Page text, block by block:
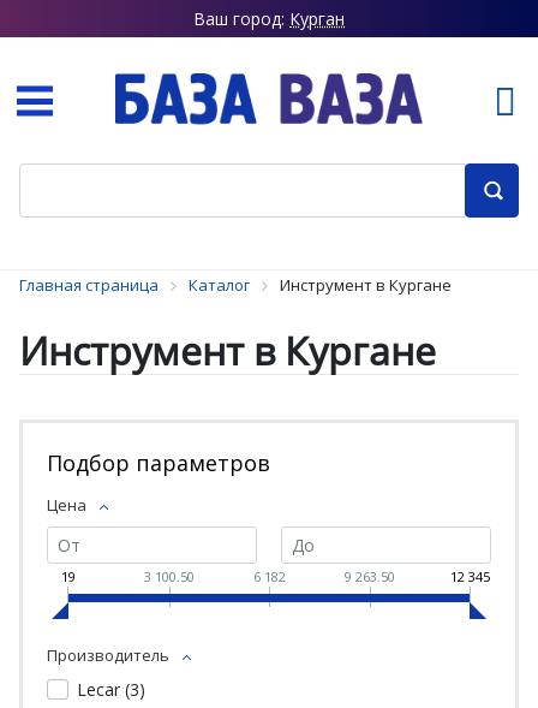
Ваш город: Курган
Главная страница Каталог Инструмент в Кургане
Инструмент в Кургане
Подбор параметров
Цена
19 3 100.50 6 182 9 263.50 12 345
Производитель
Lecar (3)